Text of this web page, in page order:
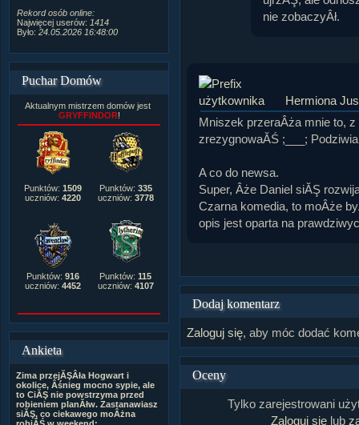
Rekord osób online:
Najwięcej userów: 1414
Było: 24.05.2026 16:48:00
4,170
Puchar Domów
Aktualnym mistrzem domów jest
GRYFFINDOR!
Punktów: 1509
uczniów: 4220
Punktów: 335
uczniów: 3778
Punktów: 916
uczniów: 4452
Punktów: 115
uczniów: 4107
Ankieta
Zima przejĂŞÂła Hogwart i
okolice, Âśnieg mocno sypie, ale
to CiĂŞ nie powstrzyma przed
robieniem planĂłw. Zastanawiasz
siĂŞ, co ciekawego moÂżna
nie zobaczyÂł.
Hermiona
Mniszek przeraÂża mnie to,
zrezygnowaĂŚ ;___;
A co do newsa.
Super, Âże Daniel siĂŞ
Czarna komedia, to moÂże
opis jest oparta na
Dodaj komentarz
Zaloguj się, aby móc dodać
Oceny
Tylko zarejestrowani
Zaloguj się lub